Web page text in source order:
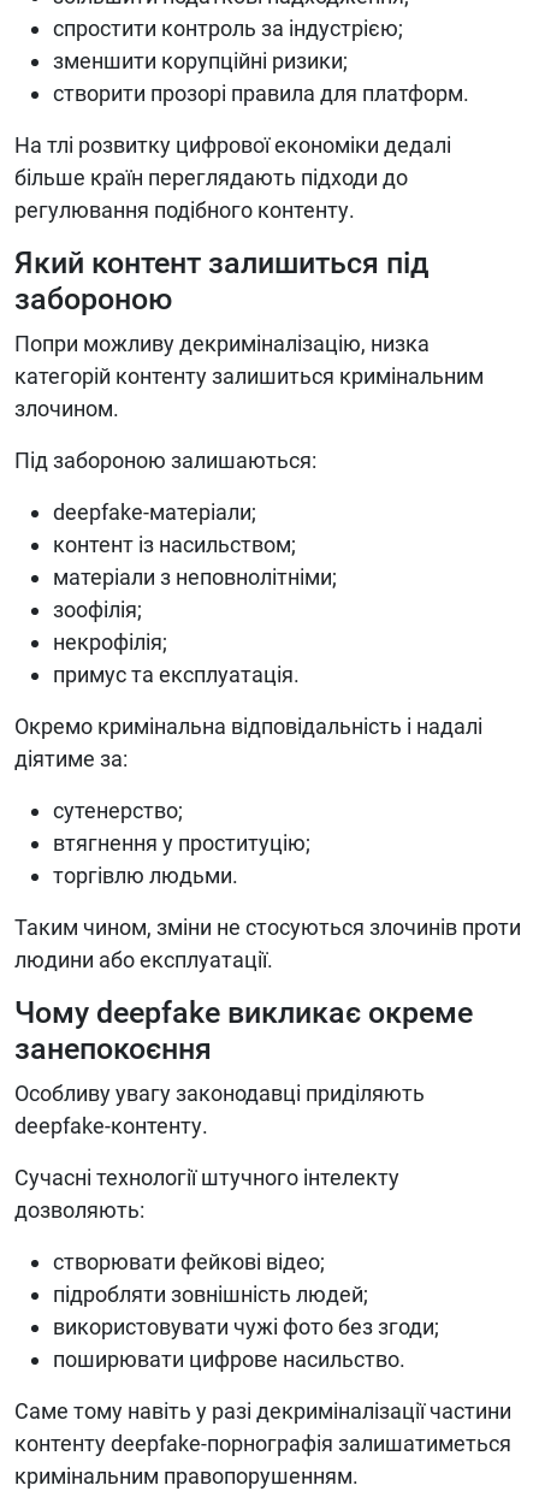
спростити контроль за індустрією;
зменшити корупційні ризики;
створити прозорі правила для платформ.
На тлі розвитку цифрової економіки дедалі
більше країн переглядають підходи до
регулювання подібного контенту.
Який контент залишиться під
забороною
Попри можливу декриміналізацію, низка
категорій контенту залишиться кримінальним
злочином.
Під забороною залишаються:
deepfake-матеріали;
контент із насильством;
матеріали з неповнолітніми;
зоофілія;
некрофілія;
примус та експлуатація.
Окремо кримінальна відповідальність і надалі
діятиме за:
сутенерство;
втягнення у проституцію;
торгівлю людьми.
Таким чином, зміни не стосуються злочинів проти
людини або експлуатації.
Чому deepfake викликає окреме
занепокоєння
Особливу увагу законодавці приділяють
deepfake-контенту.
Сучасні технології штучного інтелекту
дозволяють:
створювати фейкові відео;
підробляти зовнішність людей;
використовувати чужі фото без згоди;
поширювати цифрове насильство.
Саме тому навіть у разі декриміналізації частини
контенту deepfake-порнографія залишатиметься
кримінальним правопорушенням.